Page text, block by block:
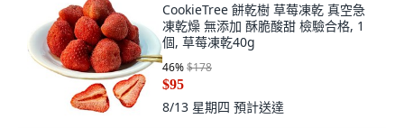
CookieTree 餅乾樹 草莓凍乾 真空急
凍乾燥 無添加 酥脆酸甜 檢驗合格, 1
個, 草莓凍乾40g
46%$178
$95
8/13 星期四 預計送達